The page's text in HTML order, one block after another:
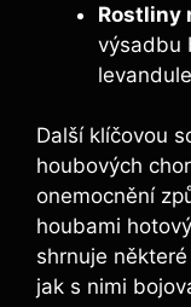
Rostliny
výsadbu
Další klíčovou
houbových
onemocnění
houbami
shrnuje
jak s nimi